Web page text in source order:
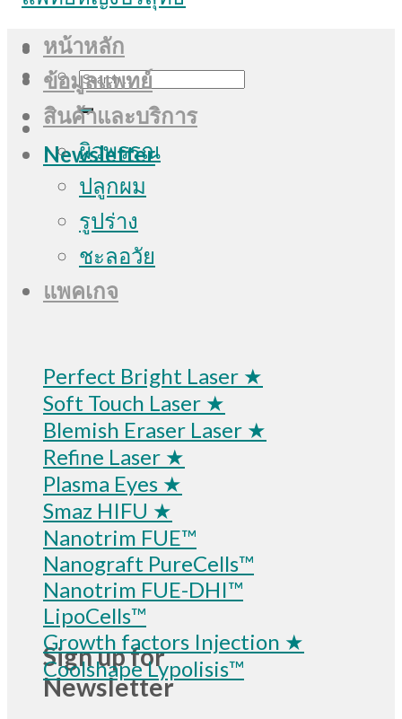
Search
for:
Newsletter
Sign up for
Newsletter
หน้าหลัก
ข้อมูลแพทย์
สินค้าและบริการ
ผิวพรรณ
ปลูกผม
รูปร่าง
ชะลอวัย
แพคเกจ
Perfect Bright Laser ★
Soft Touch Laser ★
Blemish Eraser Laser ★
Refine Laser ★
Plasma Eyes ★
Smaz HIFU ★
Nanotrim FUE™
Nanograft PureCells™
Nanotrim FUE-DHI™
LipoCells™
Growth factors Injection ★
Coolshape Lypolisis™